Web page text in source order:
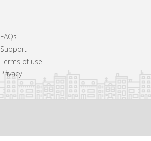
FAQs
Support
Terms of use
Privacy